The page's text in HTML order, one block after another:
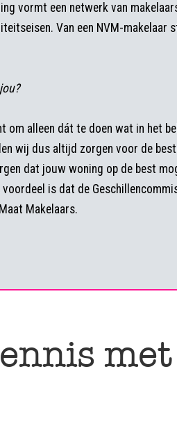
vormt een netwerk van
Van een NVM-
om alleen dát te doen wat in het
wij dus altijd zorgen voor de
dat jouw woning op de best
voordeel is dat de
Makelaars.